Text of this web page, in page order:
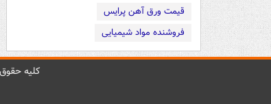
قیمت ورق آهن پرایس
فروشنده مواد شیمیایی
کليه